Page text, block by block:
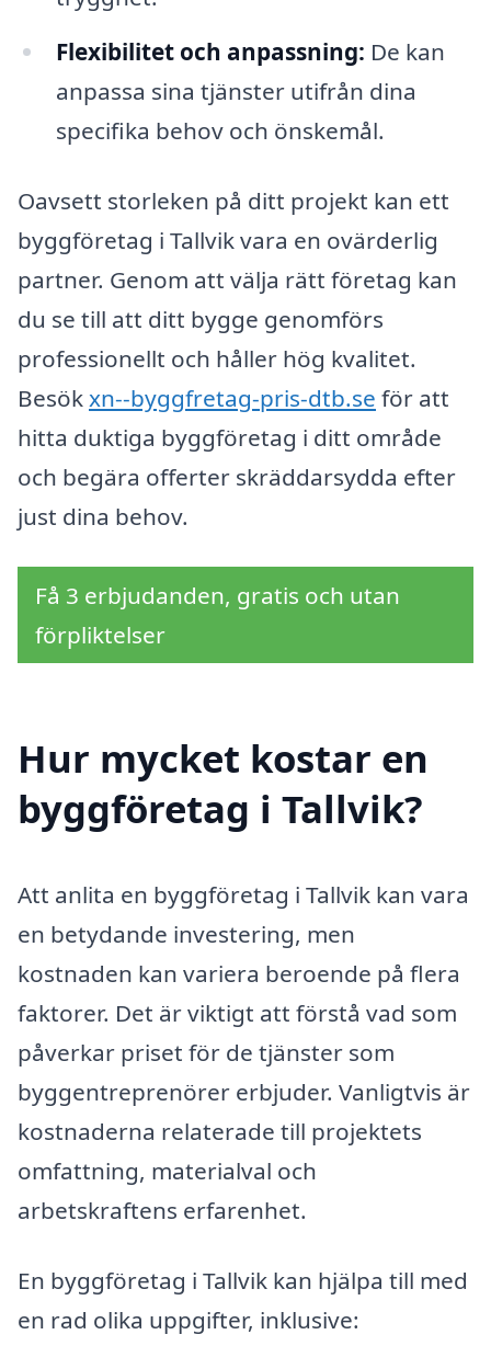
Flexibilitet och anpassning: De kan
anpassa sina tjänster utifrån dina
specifika behov och önskemål.
Oavsett storleken på ditt projekt kan ett
byggföretag i Tallvik vara en ovärderlig
partner. Genom att välja rätt företag kan
du se till att ditt bygge genomförs
professionellt och håller hög kvalitet.
Besökxn--byggfretag-pris-dtb.se för att
hitta duktiga byggföretag i ditt område
och begära offerter skräddarsydda efter
just dina behov.
Få 3 erbjudanden, gratis och utan
förpliktelser
Hur mycket kostar en
byggföretag i Tallvik?
Att anlita en byggföretag i Tallvik kan vara
en betydande investering, men
kostnaden kan variera beroende på flera
faktorer. Det är viktigt att förstå vad som
påverkar priset för de tjänster som
byggentreprenörer erbjuder. Vanligtvis är
kostnaderna relaterade till projektets
omfattning, materialval och
arbetskraftens erfarenhet.
En byggföretag i Tallvik kan hjälpa till med
en rad olika uppgifter, inklusive: